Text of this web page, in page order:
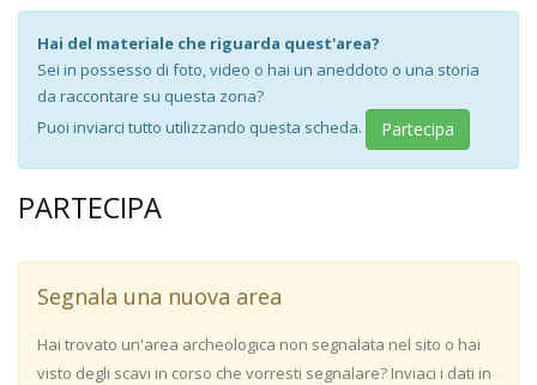
Hai del materiale che riguarda quest'area?
Sei in possesso di foto, video o hai un aneddoto o una storia
da raccontare su questa zona?
Puoi inviarci tutto utilizzando questa scheda.
Partecipa
PARTECIPA
Segnala una nuova area
Hai trovato un'area archeologica non segnalata nel sito o hai
visto degli scavi in corso che vorresti segnalare? Inviaci i dati in